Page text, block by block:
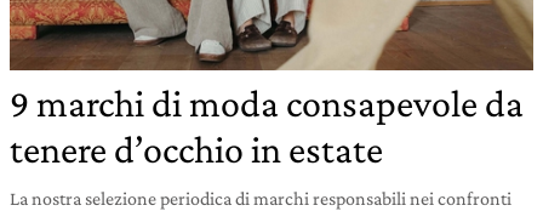
9 marchi di moda consapevole da
tenere d’occhio in estate
La nostra selezione periodica di marchi responsabili nei confronti